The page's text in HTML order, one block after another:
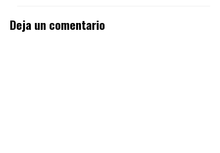
Deja un comentario